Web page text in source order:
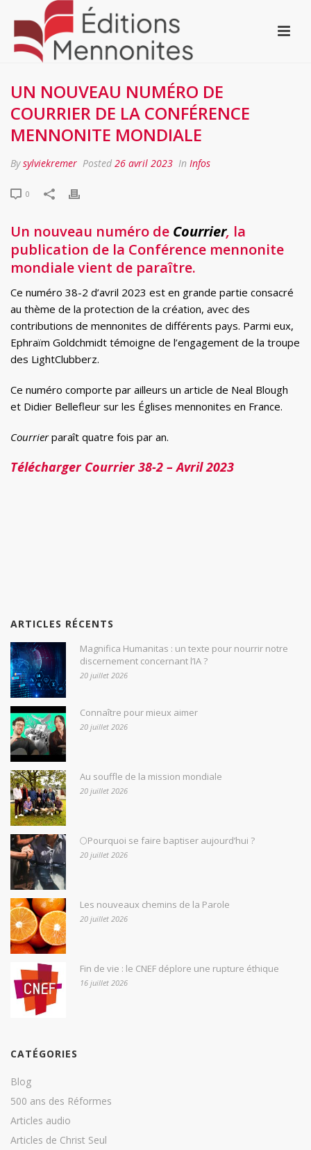
UN NOUVEAU NUMÉRO DE
COURRIER DE LA CONFÉRENCE
MENNONITE MONDIALE
Bysylviekremer Posted 26 avril 2023 In Infos
0
Un nouveau numéro de Courrier, la
publication de la Conférence mennonite
mondiale vient de paraître.
Ce numéro 38-2 d’avril 2023 est en grande partie consacré
au thème de la protection de la création, avec des
contributions de mennonites de différents pays. Parmi eux,
Ephraïm Goldchmidt témoigne de l’engagement de la troupe
des LightClubberz.
Ce numéro comporte par ailleurs un article de Neal Blough
et Didier Bellefleur sur les Églises mennonites en France.
Courrierparaît quatre fois par an.
Télécharger Courrier 38-2 – Avril 2023
ARTICLES RÉCENTS
Magnifica Humanitas : un texte pour nourrir notre
discernement concernant l’IA ?
20 juillet 2026
Connaître pour mieux aimer
20 juillet 2026
Au souffle de la mission mondiale
20 juillet 2026
🌕Pourquoi se faire baptiser aujourd’hui ?
20 juillet 2026
Les nouveaux chemins de la Parole
20 juillet 2026
Fin de vie : le CNEF déplore une rupture éthique
16 juillet 2026
CATÉGORIES
Blog
500 ans des Réformes
Articles audio
Articles de Christ Seul